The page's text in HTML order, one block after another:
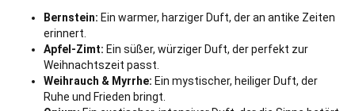
Bernstein: Ein warmer, harziger Duft, der an antike Zeiten
erinnert.
Apfel-Zimt: Ein süßer, würziger Duft, der perfekt zur
Weihnachtszeit passt.
Weihrauch & Myrrhe: Ein mystischer, heiliger Duft, der
Ruhe und Frieden bringt.